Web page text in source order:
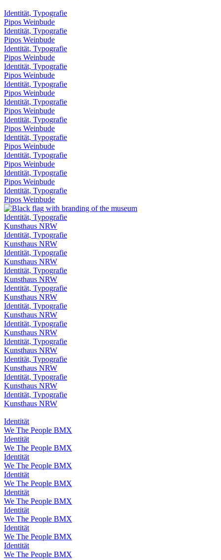
Identität, Typografie
Pipos Weinbude
Identität, Typografie
Pipos Weinbude
Identität, Typografie
Pipos Weinbude
Identität, Typografie
Pipos Weinbude
Identität, Typografie
Pipos Weinbude
Identität, Typografie
Pipos Weinbude
Identität, Typografie
Pipos Weinbude
Identität, Typografie
Pipos Weinbude
Identität, Typografie
Pipos Weinbude
Identität, Typografie
Pipos Weinbude
Identität, Typografie
Pipos Weinbude
Identität, Typografie
Kunsthaus NRW
Identität, Typografie
Kunsthaus NRW
Identität, Typografie
Kunsthaus NRW
Identität, Typografie
Kunsthaus NRW
Identität, Typografie
Kunsthaus NRW
Identität, Typografie
Kunsthaus NRW
Identität, Typografie
Kunsthaus NRW
Identität, Typografie
Kunsthaus NRW
Identität, Typografie
Kunsthaus NRW
Identität, Typografie
Kunsthaus NRW
Identität, Typografie
Kunsthaus NRW
Identität
We The People BMX
Identität
We The People BMX
Identität
We The People BMX
Identität
We The People BMX
Identität
We The People BMX
Identität
We The People BMX
Identität
We The People BMX
Identität
We The People BMX